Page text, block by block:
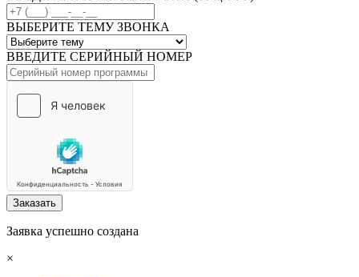
ВЫБЕРИТЕ ТЕМУ ЗВОНКА
ВВЕДИТЕ СЕРИЙНЫЙ НОМЕР
Заказать
Заявка успешно создана
×